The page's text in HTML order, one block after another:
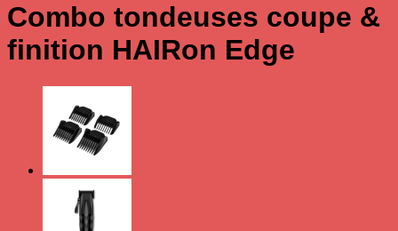
Combo tondeuses coupe &
finition HAIRon Edge